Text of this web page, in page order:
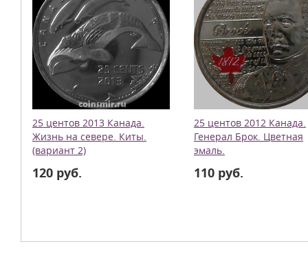
25 центов 2013 Канада.
Жизнь на севере. Киты.
(вариант 2)
120 руб.
25 центов 2012 Канада.
Генерал Брок. Цветная
эмаль.
110 руб.